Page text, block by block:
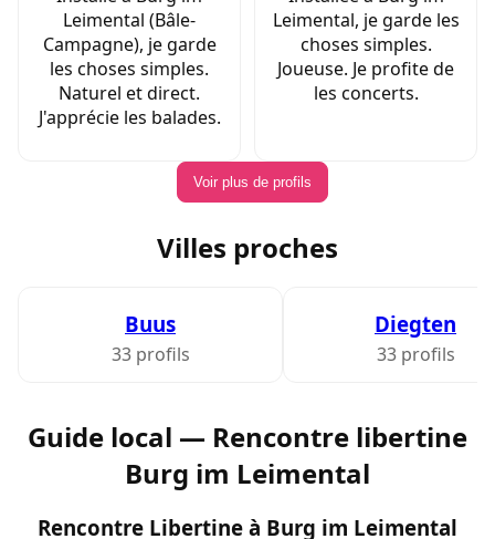
Leimental (Bâle-
Campagne), je garde
les choses simples.
Naturel et direct.
J'apprécie les balades.
Leimental, je garde les
choses simples.
Joueuse. Je profite de
les concerts.
Voir plus de profils
Villes proches
Buus
33 profils
Diegten
33 profils
Guide local — Rencontre libertine
Burg im Leimental
Rencontre Libertine à Burg im Leimental